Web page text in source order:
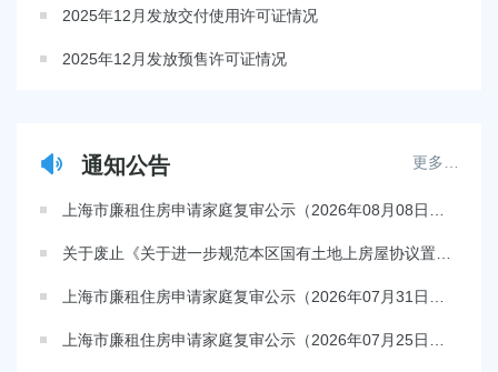
2025年12月发放交付使用许可证情况
2025年12月发放预售许可证情况
通知公告 更多…
上海市廉租住房申请家庭复审公示（2026年08月08日至2026年08月10日）
关于废止《关于进一步规范本区国有土地上房屋协议置换工作实施意见》《奉贤区公共租赁住房管理办法》征求意见的公告
上海市廉租住房申请家庭复审公示（2026年07月31日至2026年08月02日）
上海市廉租住房申请家庭复审公示（2026年07月25日至2026年07月27日）